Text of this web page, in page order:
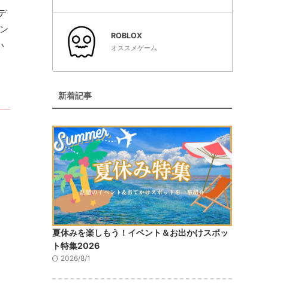
ROBLOX
オススメゲーム
新着記事
夏休みを楽しもう！イベント＆お出かけスポッ
ト特集2026
2026/8/1